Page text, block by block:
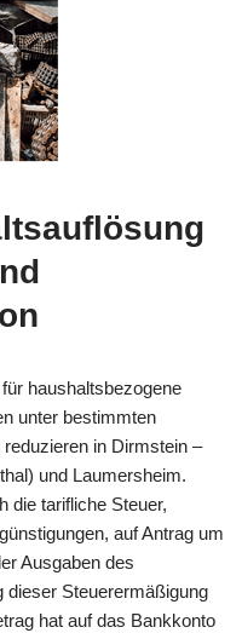
haushaltsbezogene
unter bestimmten
in Dirmstein –
und Laumersheim.
die tarifliche Steuer,
auf Antrag um
Ausgaben des
dieser Steuerermäßigung
hat auf das Bankkonto